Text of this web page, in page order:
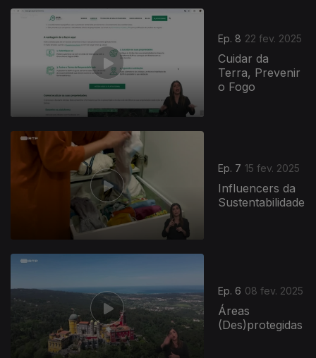
Ep. 8 22 fev. 2025
Cuidar da
Terra, Prevenir
o Fogo
Ep. 7 15 fev. 2025
Influencers da
Sustentabilidade
Ep. 6 08 fev. 2025
Áreas
(Des)protegidas
828382